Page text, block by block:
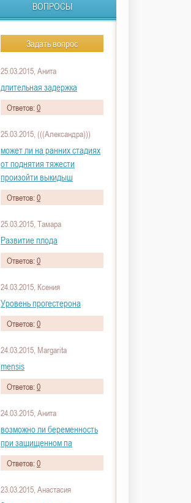
ВОПРОСЫ
Задать вопрос
25.03.2015, Анита
длительная задержка
Ответов:0
25.03.2015, (((Александра)))
может ли на ранних стадиях
от поднятия тяжести
произойти выкидыш
Ответов:0
25.03.2015, Тамара
Развитие плода
Ответов:0
24.03.2015, Ксения
Уровень прогестерона
Ответов:0
24.03.2015, Margarita
mensis
Ответов:0
24.03.2015, Анита
возможно ли беременность
при защищенном па
Ответов:0
23.03.2015, Анастасия